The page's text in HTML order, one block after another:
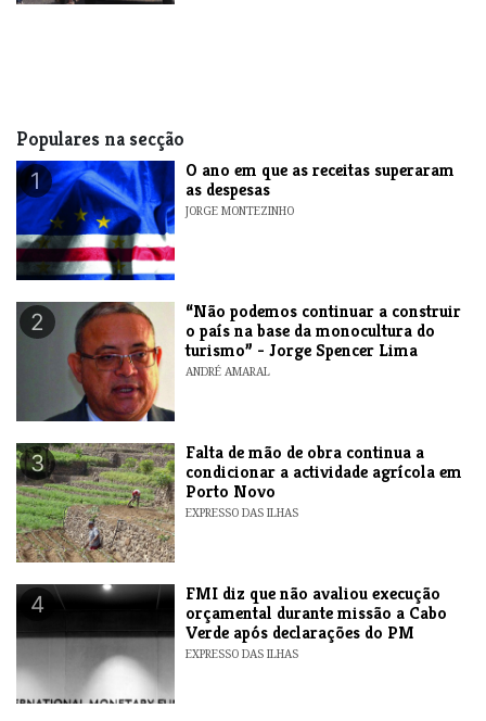
Populares na secção
1
O ano em que as receitas superaram
as despesas
JORGE MONTEZINHO
2
“Não podemos continuar a construir
o país na base da monocultura do
turismo” - Jorge Spencer Lima
ANDRÉ AMARAL
3
Falta de mão de obra continua a
condicionar a actividade agrícola em
Porto Novo
EXPRESSO DAS ILHAS
4
FMI diz que não avaliou execução
orçamental durante missão a Cabo
Verde após declarações do PM
EXPRESSO DAS ILHAS